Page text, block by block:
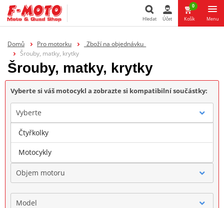
Hledat Účet
0
Košík Menu
Domů Pro motorku
_Zboží na objednávku_
Šrouby, matky, krytky
Šrouby, matky, krytky
Vyberte si váš motocykl a zobrazte si kompatibilní součástky:
Vyberte
Značka
Objem motoru
Model
Čtyřkolky
Motocykly